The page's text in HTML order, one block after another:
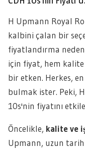
H Upmann Royal
kalbini çalan bir
fiyatlandırma
için fiyat, hem kalite
bir etken. Herkes,
bulmak ister. Peki,
10s'nin fiyatını
Öncelikle, kalite ve
Upmann, uzun